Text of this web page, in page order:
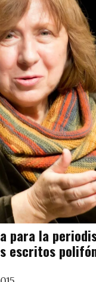
para la
escritos